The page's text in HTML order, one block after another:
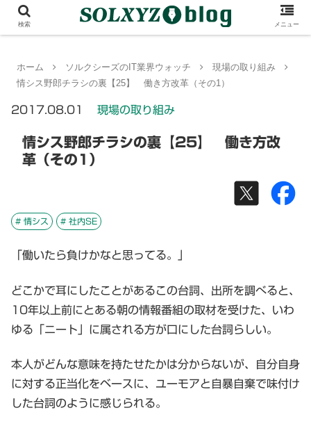
ホーム ソルクシーズのIT業界ウォッチ
現場の取り組み
情シス野郎チラシの裏【25】 働き方改革（その1）
2017.08.01 現場の取り組み
情シス野郎チラシの裏【25】 働き方改
革（その1）
# 情シス # 社内SE
「働いたら負けかなと思ってる。」
どこかで耳にしたことがあるこの台詞、出所を調べると、
10年以上前にとある朝の情報番組の取材を受けた、いわ
ゆる「ニート」に属される方が口にした台詞らしい。
本人がどんな意味を持たせたかは分からないが、自分自身
に対する正当化をベースに、ユーモアと自暴自棄で味付け
した台詞のように感じられる。
検索 メニュー